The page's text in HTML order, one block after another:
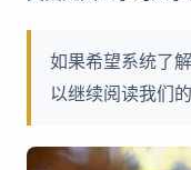
如果希望系统了
以继续阅读我们的